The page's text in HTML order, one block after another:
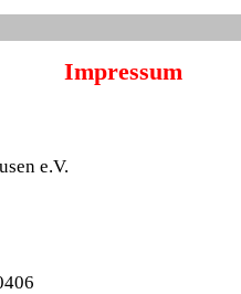
Impressum
e.V.